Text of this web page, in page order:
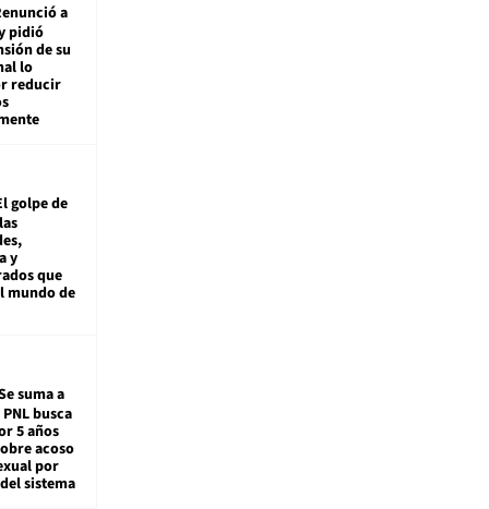
a
pidió
de su
lo
reducir
golpe de
y
que
mundo de
suma a
busca
5 años
acoso
por
sistema